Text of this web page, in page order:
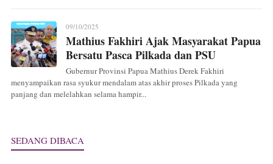
09/10/2025
Mathius Fakhiri Ajak Masyarakat Papua
Bersatu Pasca Pilkada dan PSU
Gubernur Provinsi Papua Mathius Derek Fakhiri
menyampaikan rasa syukur mendalam atas akhir proses Pilkada yang
panjang dan melelahkan selama hampir...
SEDANG DIBACA